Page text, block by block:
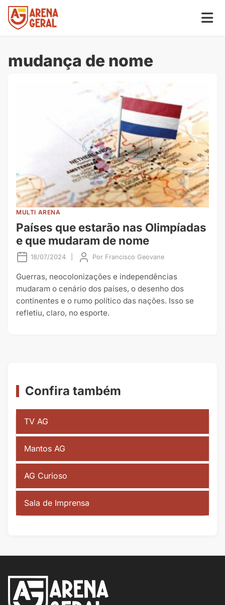
mudança de nome
MULTI ARENA
Países que estarão nas Olimpíadas
e que mudaram de nome
18/07/2024 Por Francisco Geovane
Guerras, neocolonizações e independências
mudaram o cenário dos países, o desenho dos
continentes e o rumo político das nações. Isso se
refletiu, claro, no esporte.
Confira também
TV AG
Mantos AG
AG Curioso
Sala de Imprensa